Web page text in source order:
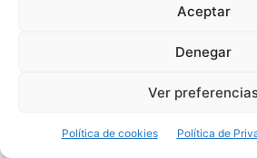
Aceptar
Denegar
Ver
Política de cookies Política de